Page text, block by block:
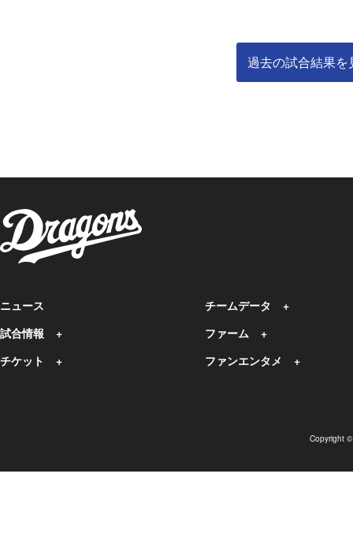
過去の試合結果
ニュース
試合情報
チケット
チームデータ
ファーム
ファンエンタメ
Copyright